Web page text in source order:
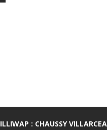
ILLIWAP : CHAUSSY